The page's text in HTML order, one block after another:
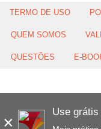
×
Use grátis
TERMO DE USO
QUEM SOMOS
QUESTÕES E-